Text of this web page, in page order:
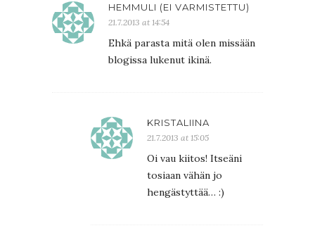
HEMMULI (EI VARMISTETTU)
21.7.2013 at 14:54
Ehkä parasta mitä olen missään
blogissa lukenut ikinä.
KRISTALIINA
21.7.2013 at 15:05
Oi vau kiitos! Itseäni
tosiaan vähän jo
hengästyttää… :)